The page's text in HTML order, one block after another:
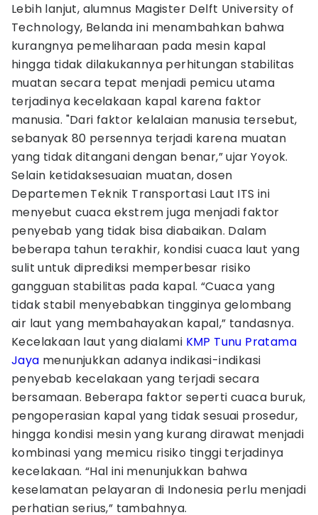
Lebih lanjut, alumnus Magister Delft University of
Technology, Belanda ini menambahkan bahwa
kurangnya pemeliharaan pada mesin kapal
hingga tidak dilakukannya perhitungan stabilitas
muatan secara tepat menjadi pemicu utama
terjadinya kecelakaan kapal karena faktor
manusia. "Dari faktor kelalaian manusia tersebut,
sebanyak 80 persennya terjadi karena muatan
yang tidak ditangani dengan benar,” ujar Yoyok.
Selain ketidaksesuaian muatan, dosen
Departemen Teknik Transportasi Laut ITS ini
menyebut cuaca ekstrem juga menjadi faktor
penyebab yang tidak bisa diabaikan. Dalam
beberapa tahun terakhir, kondisi cuaca laut yang
sulit untuk diprediksi memperbesar risiko
gangguan stabilitas pada kapal. “Cuaca yang
tidak stabil menyebabkan tingginya gelombang
air laut yang membahayakan kapal,” tandasnya.
Kecelakaan laut yang dialami KMP Tunu Pratama
Jaya menunjukkan adanya indikasi-indikasi
penyebab kecelakaan yang terjadi secara
bersamaan. Beberapa faktor seperti cuaca buruk,
pengoperasian kapal yang tidak sesuai prosedur,
hingga kondisi mesin yang kurang dirawat menjadi
kombinasi yang memicu risiko tinggi terjadinya
kecelakaan. “Hal ini menunjukkan bahwa
keselamatan pelayaran di Indonesia perlu menjadi
perhatian serius,” tambahnya.